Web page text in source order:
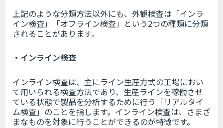
上記のような分類方法以外にも、外観検査は「インラ
イン検査」「オフライン検査」という2つの種類に分類
されることがあります。
・インライン検査
インライン検査は、主にライン生産方式の工場におい
て用いられる検査方法であり、生産ラインを稼働させ
ている状態で製品を分析するために行う「リアルタイ
ム検査」のことを指します。インライン検査は、さまざ
まなものを対象に行うことができるのが特徴です。